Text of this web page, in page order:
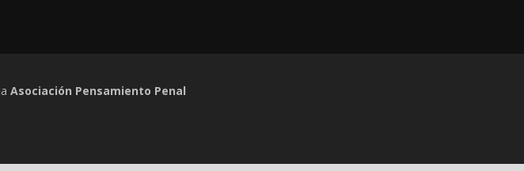
Asociación Pensamiento Penal